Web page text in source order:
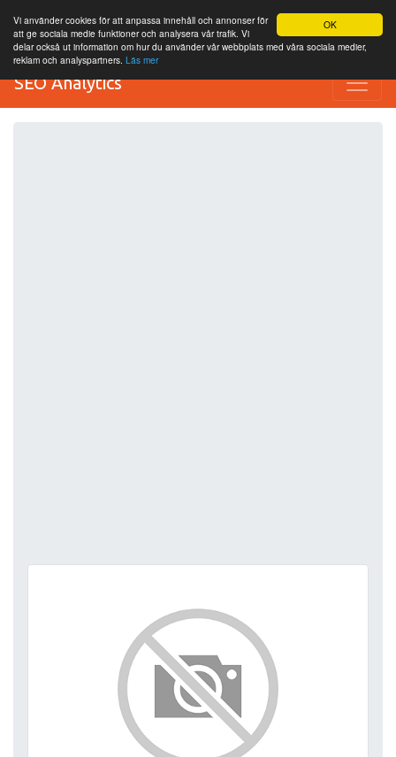
OK
Vi använder cookies för att anpassa innehåll och annonser för
att ge sociala medie funktioner och analysera vår trafik. Vi
delar också ut information om hur du använder vår webbplats med våra sociala medier,
reklam och analyspartners. Läs mer
SEO Analytics